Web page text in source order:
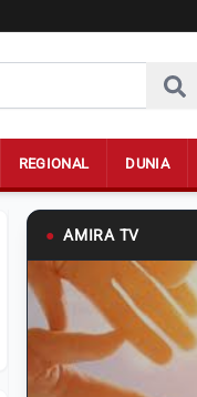
REGIONAL DUNIA
● AMIRA TV